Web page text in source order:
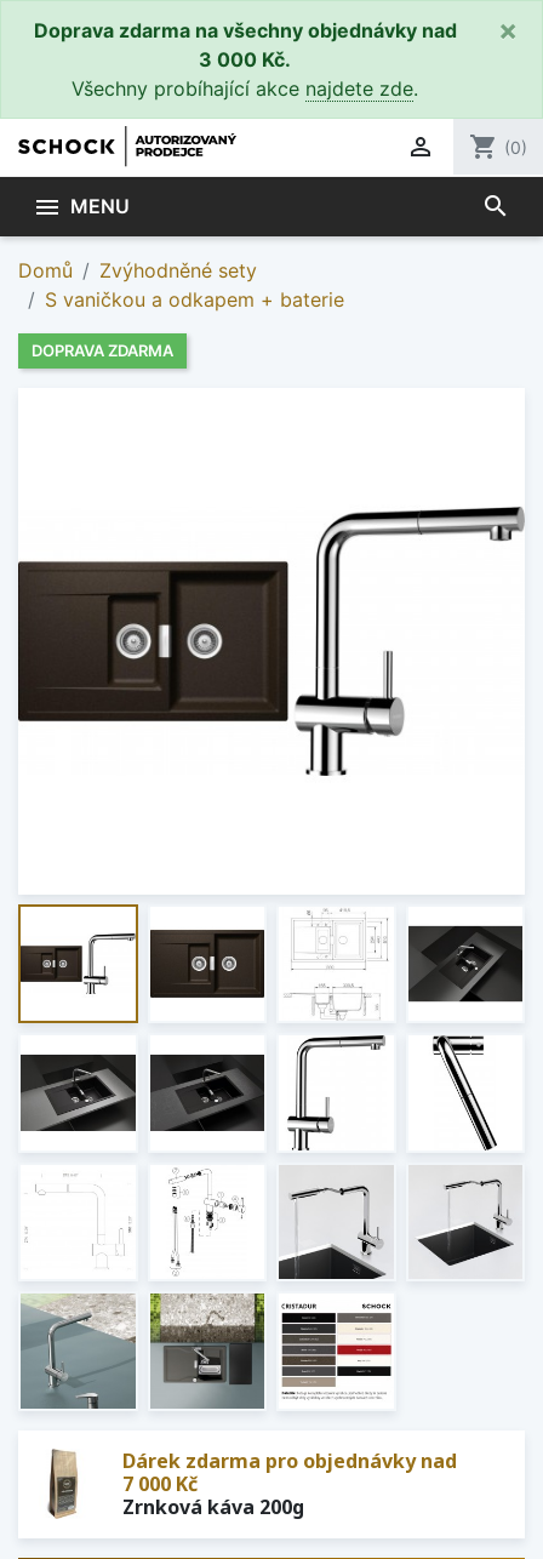
Doprava zdarma na všechny objednávky nad
3 000 Kč.
Všechny probíhající akce najdete zde.
×
 shopping_cart (0)
 MENU search
Domů
Zvýhodněné sety
S vaničkou a odkapem + baterie
DOPRAVA ZDARMA
Dárek zdarma pro objednávky nad
7 000 Kč
Zrnková káva 200g